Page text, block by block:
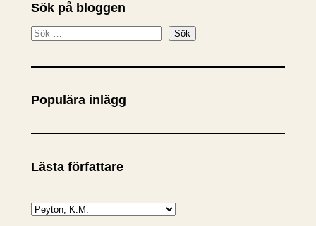
Sök på bloggen
S
k
Sök
Populära inlägg
Lästa författare
K